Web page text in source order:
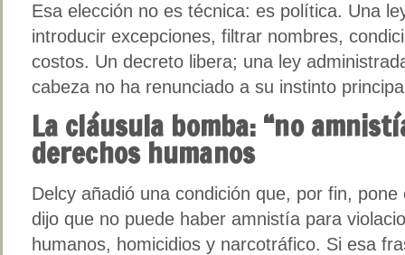
Esa elección no es técnica: es política. Una
introducir excepciones, filtrar nombres,
costos. Un decreto libera; una ley
cabeza no ha renunciado a su instinto
La cláusula bomba: “no
derechos humanos
Delcy añadió una condición que, por fin,
dijo que no puede haber amnistía para
humanos, homicidios y narcotráfico. Si esa